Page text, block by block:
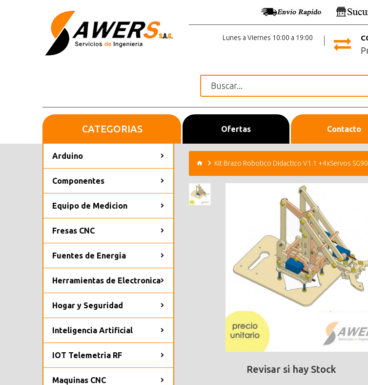
Lunes a Viernes 10:00 a 19:00
Inicio Ofertas Contacto
CATEGORIAS
Arduino
Componentes
Equipo de Medicion
Fresas CNC
Fuentes de Energia
Herramientas de Electronica
Hogar y Seguridad
Inteligencia Artificial
IOT Telemetria RF
Maquinas CNC
Kit Brazo Robotico Didactico V1.1 +4xServos SG90
Revisar si hay Stock